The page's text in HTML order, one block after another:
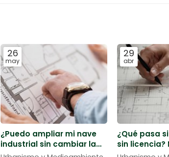
26
may
¿Puedo ampliar mi nave
industrial sin cambiar la
licencia de actividad?
29
abr
¿Qué pasa
sin licencia?
abogado en